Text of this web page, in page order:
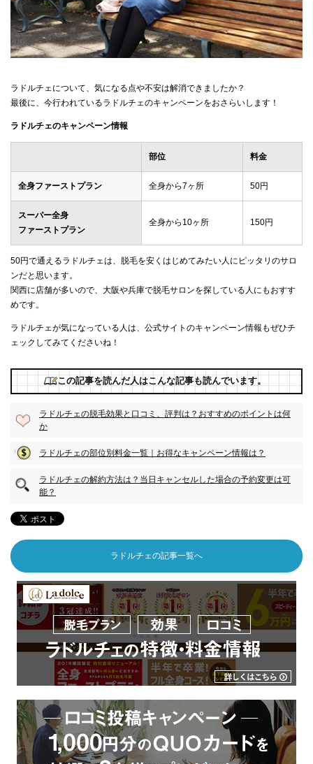
ラドルチェについて、気になる点や不安は解消できましたか？
最後に、今行われているラドルチェのキャンペーンをおさらいします！
ラドルチェのキャンペーン情報
部位 料金
全身ファーストプラン 全身から7ヶ所 50円
スーパー全身
ファーストプラン
全身から10ヶ所 150円
50円で通えるラドルチェは、脱毛を安くはじめてみたい人にピッタリのサロ
ンだと思います。
関西に店舗が多いので、大阪や兵庫で脱毛サロンを探している人にもおすす
めです。
ラドルチェが気になっている人は、公式サイトのキャンペーン情報もぜひチ
ェックしてみてくださいね！
この記事を読んだ人はこんな記事も読んでいます。
ラドルチェの脱毛効果と口コミ、評判は？おすすめのポイントは何
か
ラドルチェの部位別料金一覧｜お得なキャンペーン情報は？
ラドルチェの解約方法は？当日キャンセルした場合の予約変更は可
能？
ラドルチェの記事一覧へ